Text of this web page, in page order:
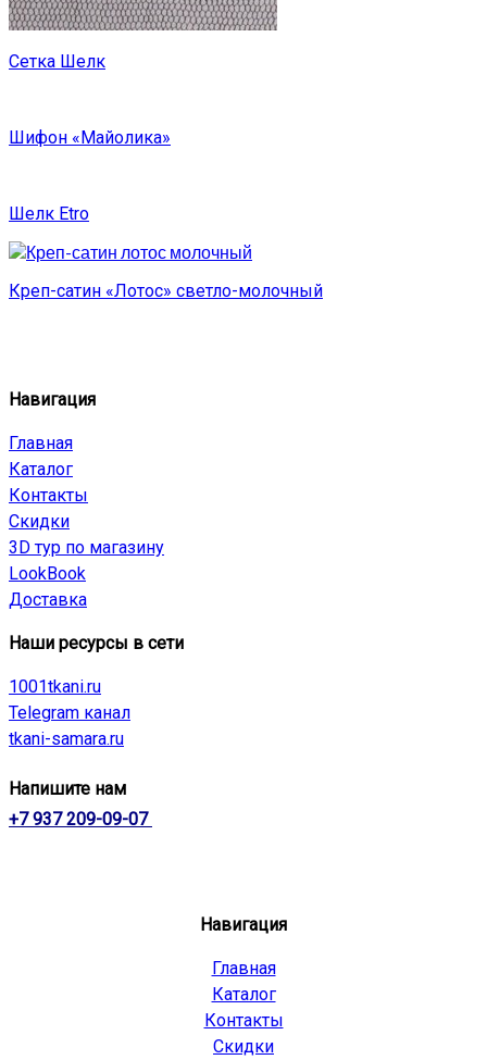
Сетка Шелк
Шифон «Майолика»
Шелк Etro
Креп-сатин «Лотос» светло-молочный
Навигация
Главная
Каталог
Контакты
Скидки
3D тур по магазину
LookBook
Доставка
Наши ресурсы в сети
1001tkani.ru
Telegram канал
tkani-samara.ru
Напишите нам
+7 937 209-09-07
Навигация
Главная
Каталог
Контакты
Скидки